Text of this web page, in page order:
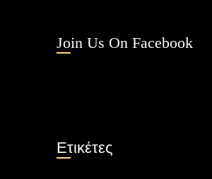
Join Us On Facebook
Ετικέτες